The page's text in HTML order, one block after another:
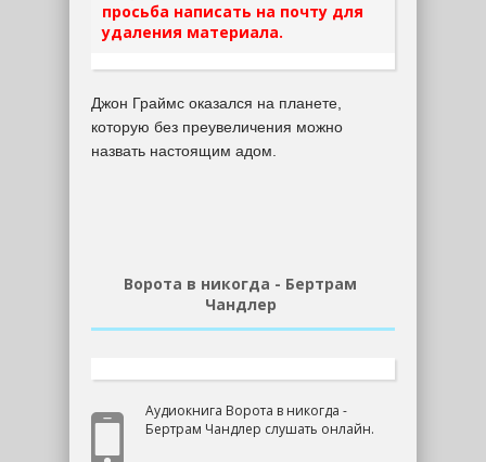
просьба написать на почту для
удаления материала.
Джон Граймс оказался на планете,
которую без преувеличения можно
назвать настоящим адом.
Ворота в никогда - Бертрам
Чандлер
Аудиокнига Ворота в никогда -
Бертрам Чандлер слушать онлайн.